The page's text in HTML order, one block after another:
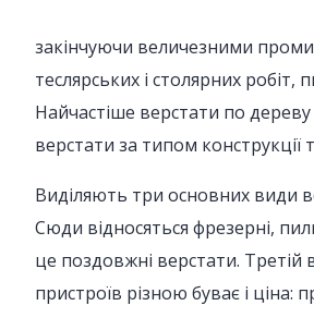
закінчуючи величезними
теслярських і столярних
Найчастіше верстати по
верстати за типом
Виділяють три основних види
Сюди відносяться фрезерні,
це поздовжні верстати. Третій
пристроїв різною буває і